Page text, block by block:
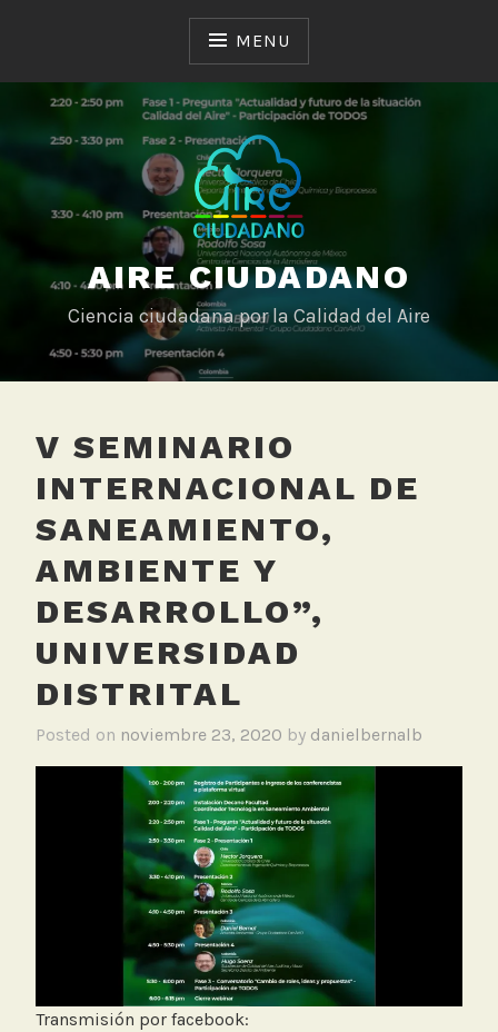
MENU
AIRE CIUDADANO
Ciencia ciudadana por la Calidad del Aire
V SEMINARIO
INTERNACIONAL DE
SANEAMIENTO,
AMBIENTE Y
DESARROLLO”,
UNIVERSIDAD
DISTRITAL
Posted on noviembre 23, 2020 by danielbernalb
Transmisión por facebook: